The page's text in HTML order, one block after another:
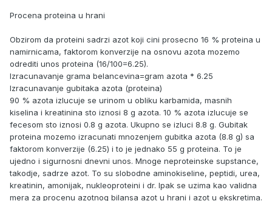
Procena proteina u hrani
Obzirom da proteini sadrzi azot koji cini prosecno 16 % proteina u
namirnicama, faktorom konverzije na osnovu azota mozemo
odrediti unos proteina (16/100=6.25).
Izracunavanje grama belancevina=gram azota * 6.25
Izracunavanje gubitaka azota (proteina)
90 % azota izlucuje se urinom u obliku karbamida, masnih
kiselina i kreatinina sto iznosi 8 g azota. 10 % azota izlucuje se
fecesom sto iznosi 0.8 g azota. Ukupno se izluci 8.8 g. Gubitak
proteina mozemo izracunati mnozenjem gubitka azota (8.8 g) sa
faktorom konverzije (6.25) i to je jednako 55 g proteina. To je
ujedno i sigurnosni dnevni unos. Mnoge neproteinske supstance,
takodje, sadrze azot. To su slobodne aminokiseline, peptidi, urea,
kreatinin, amonijak, nukleoproteini i dr. Ipak se uzima kao validna
mera za procenu azotnog bilansa azot u hrani i azot u ekskretima.